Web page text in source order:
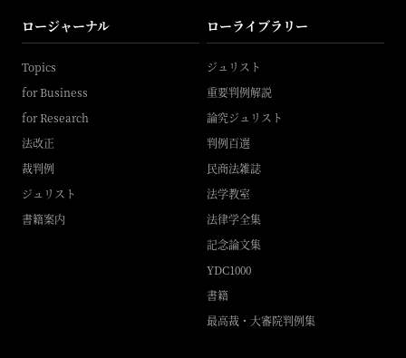
ロージャーナル
Topics
for Business
for Research
法改正
裁判例
ジュリスト
書籍案内
ローライブラリー
ジュリスト
重要判例解説
論究ジュリスト
判例百選
民商法雑誌
法学教室
法律学全集
記念論文集
YDC1000
書籍
最高裁・大審院判例集